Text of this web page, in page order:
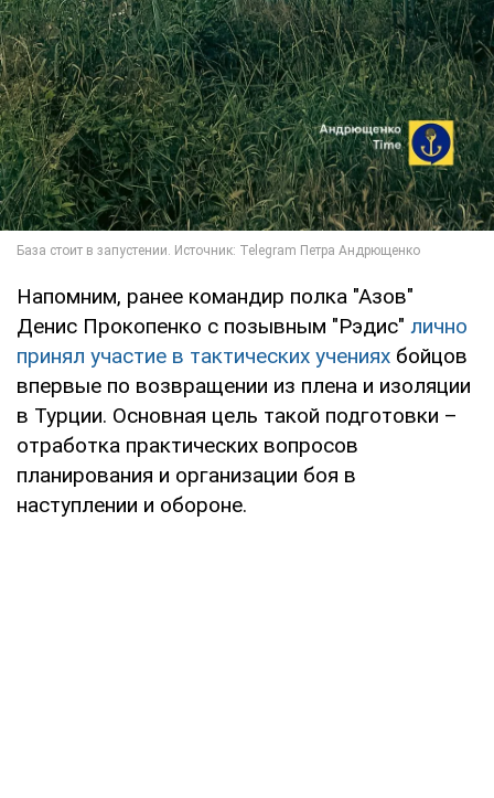
Напомним, ранее командир полка "Азов"
Денис Прокопенко с позывным "Рэдис" лично
принял участие в тактических учениях бойцов
впервые по возвращении из плена и изоляции
в Турции. Основная цель такой подготовки –
отработка практических вопросов
планирования и организации боя в
наступлении и обороне.